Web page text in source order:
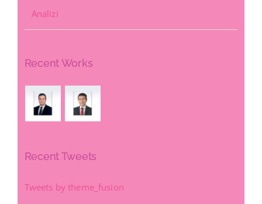
Analizi
Recent Works
Recent Tweets
Tweets by theme_fusion